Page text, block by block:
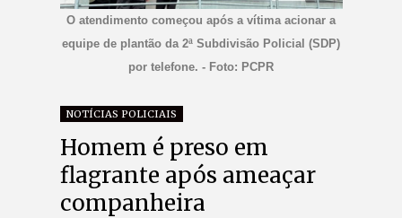
O atendimento começou após a vítima acionar a
equipe de plantão da 2ª Subdivisão Policial (SDP)
por telefone. - Foto: PCPR
NOTÍCIAS POLICIAIS
Homem é preso em
flagrante após ameaçar
companheira